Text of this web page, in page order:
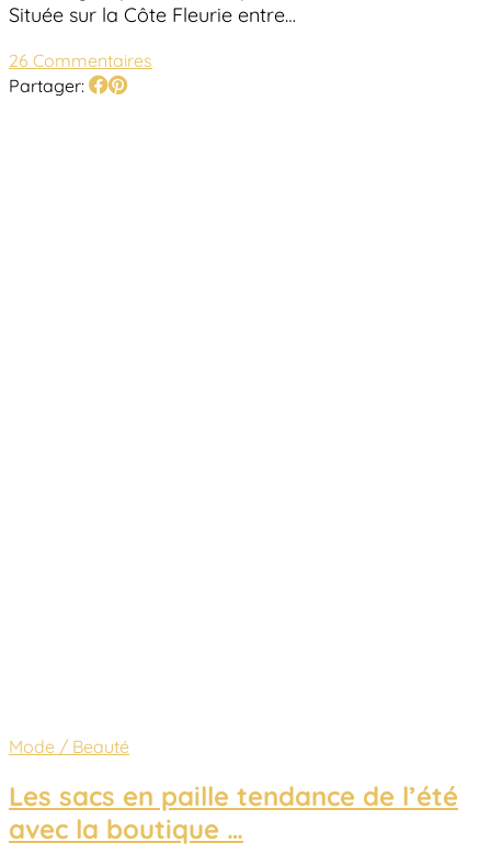
Située sur la Côte Fleurie entre…
26 Commentaires
Partager:
Mode / Beauté
Les sacs en paille tendance de l’été
avec la boutique …